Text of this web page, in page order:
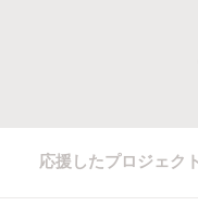
応援したプロジェクト